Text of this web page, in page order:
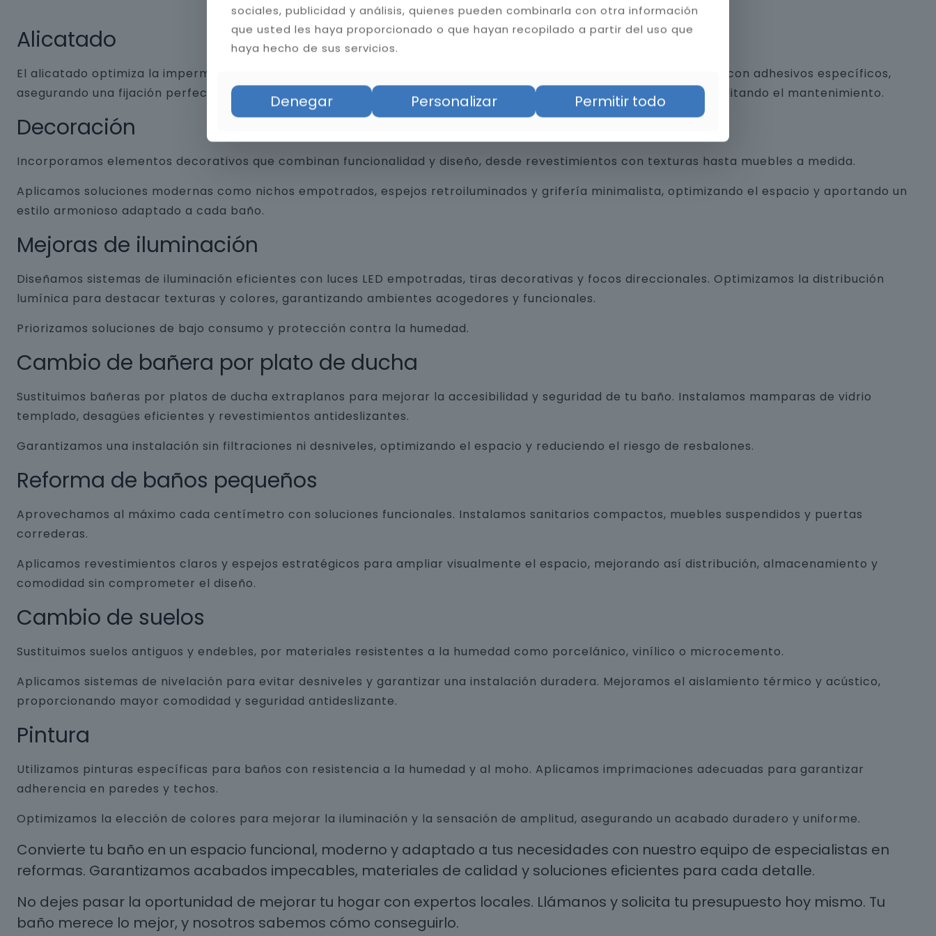
Alicatado
El alicatado optimiza la impermeabilidad y durabilidad del baño. Instalamos cerámica, porcelánico y piedra natural con adhesivos específicos,
asegurando una fijación perfecta. Aplicamos juntas resistentes a la humedad y hongos, mejorando la estética y facilitando el mantenimiento.
Decoración
Incorporamos elementos decorativos que combinan funcionalidad y diseño, desde revestimientos con texturas hasta muebles a medida.
Aplicamos soluciones modernas como nichos empotrados, espejos retroiluminados y grifería minimalista, optimizando el espacio y aportando un
estilo armonioso adaptado a cada baño.
Mejoras de iluminación
Diseñamos sistemas de iluminación eficientes con luces LED empotradas, tiras decorativas y focos direccionales. Optimizamos la distribución
lumínica para destacar texturas y colores, garantizando ambientes acogedores y funcionales.
Priorizamos soluciones de bajo consumo y protección contra la humedad.
Cambio de bañera por plato de ducha
Sustituimos bañeras por platos de ducha extraplanos para mejorar la accesibilidad y seguridad de tu baño. Instalamos mamparas de vidrio
templado, desagües eficientes y revestimientos antideslizantes.
Garantizamos una instalación sin filtraciones ni desniveles, optimizando el espacio y reduciendo el riesgo de resbalones.
Reforma de baños pequeños
Aprovechamos al máximo cada centímetro con soluciones funcionales. Instalamos sanitarios compactos, muebles suspendidos y puertas
correderas.
Aplicamos revestimientos claros y espejos estratégicos para ampliar visualmente el espacio, mejorando así distribución, almacenamiento y
comodidad sin comprometer el diseño.
Cambio de suelos
Sustituimos suelos antiguos y endebles, por materiales resistentes a la humedad como porcelánico, vinílico o microcemento.
Aplicamos sistemas de nivelación para evitar desniveles y garantizar una instalación duradera. Mejoramos el aislamiento térmico y acústico,
proporcionando mayor comodidad y seguridad antideslizante.
Pintura
Utilizamos pinturas específicas para baños con resistencia a la humedad y al moho. Aplicamos imprimaciones adecuadas para garantizar
adherencia en paredes y techos.
Optimizamos la elección de colores para mejorar la iluminación y la sensación de amplitud, asegurando un acabado duradero y uniforme.
Convierte tu baño en un espacio funcional, moderno y adaptado a tus necesidades con nuestro equipo de especialistas en
reformas. Garantizamos acabados impecables, materiales de calidad y soluciones eficientes para cada detalle.
No dejes pasar la oportunidad de mejorar tu hogar con expertos locales. Llámanos y solicita tu presupuesto hoy mismo. Tu
baño merece lo mejor, y nosotros sabemos cómo conseguirlo.
sociales, publicidad y análisis, quienes pueden combinarla con otra información
que usted les haya proporcionado o que hayan recopilado a partir del uso que
haya hecho de sus servicios.
Denegar Personalizar Permitir todo